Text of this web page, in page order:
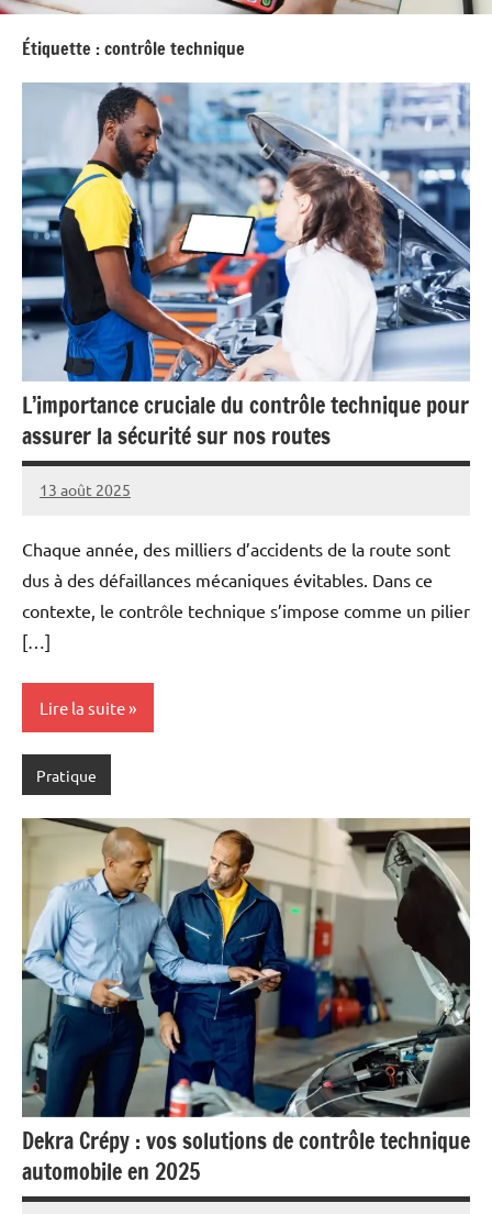
Étiquette :contrôle technique
L’importance cruciale du contrôle technique pour
assurer la sécurité sur nos routes
13 août 2025
Marise
Aucun
Chaque année, des milliers d’accidents de la route sont
dus à des défaillances mécaniques évitables. Dans ce
contexte, le contrôle technique s’impose comme un pilier
[…]
Lire la suite
Pratique
Dekra Crépy : vos solutions de contrôle technique
automobile en 2025